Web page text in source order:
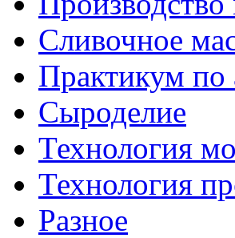
Сливочное
Практикум по
Сыроделие
Технология
Технология
Разное